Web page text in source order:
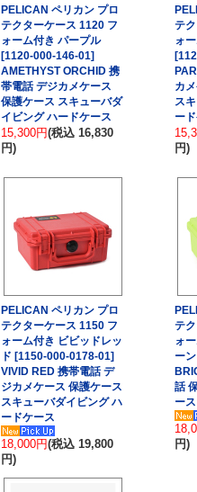
PELICAN ペリカン プロ
テクターケース 1120 フ
ォーム付き パープル
[1120-000-146-01]
AMETHYST ORCHID 携
帯電話 デジカメケース
保護ケース スキューバダ
イビング ハードケース
15,300円(税込 16,830
円)
テ
ォ
カ
ス
ー
円)
PELICAN ペリカン プロ
テクターケース 1150 フ
ォーム付き ビビッドレッ
ド [1150-000-0178-01]
VIVID RED 携帯電話 デ
ジカメケース 保護ケース
スキューバダイビング ハ
ードケース
18,000円(税込 19,800
円)
テ
ォ
ー
話
ース
円)